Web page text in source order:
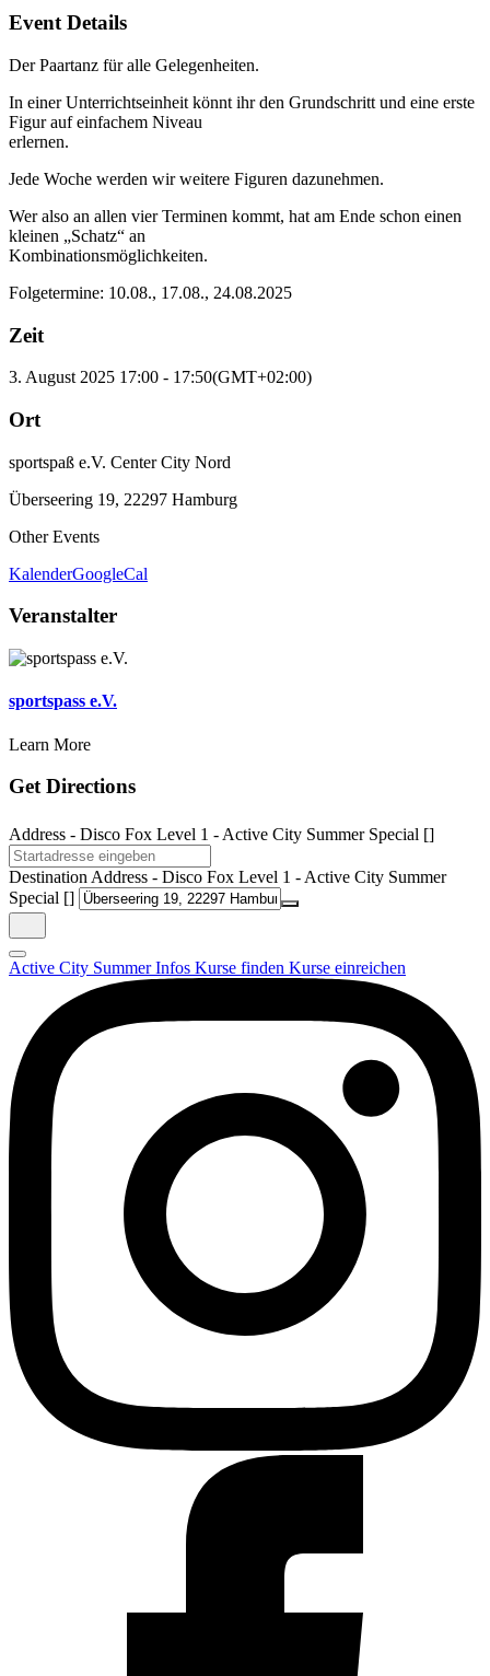
Event Details
Der Paartanz für alle Gelegenheiten.
In einer Unterrichtseinheit könnt ihr den Grundschritt und eine erste
Figur auf einfachem Niveau
erlernen.
Jede Woche werden wir weitere Figuren dazunehmen.
Wer also an allen vier Terminen kommt, hat am Ende schon einen
kleinen „Schatz“ an
Kombinationsmöglichkeiten.
Folgetermine: 10.08., 17.08., 24.08.2025
Zeit
3. August 2025 17:00 - 17:50(GMT+02:00)
Ort
sportspaß e.V. Center City Nord
Überseering 19, 22297 Hamburg
Other Events
KalenderGoogleCal
Veranstalter
sportspass e.V.
Learn More
Get Directions
Address - Disco Fox Level 1 - Active City Summer Special []
Destination Address - Disco Fox Level 1 - Active City Summer
Special []
Active City SummerInfos Kurse finden Kurse einreichen